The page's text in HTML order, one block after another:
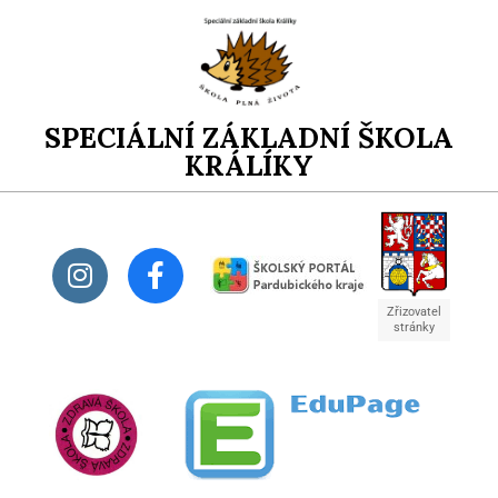
SPECIÁLNÍ ZÁKLADNÍ ŠKOLA
KRÁLÍKY
Zřizovatel
stránky